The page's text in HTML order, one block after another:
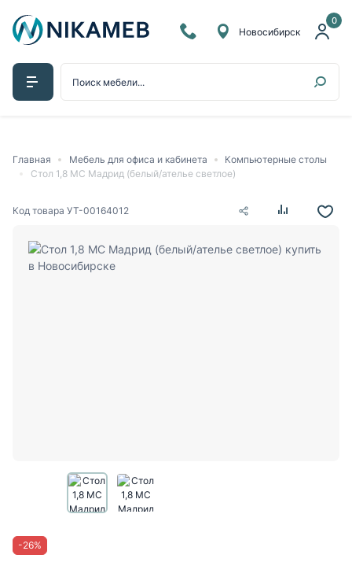
0
Новосибирск
Главная Мебель для офиса и кабинета
Компьютерные столы
Стол 1,8 МС Мадрид (белый/ателье светлое)
Код товара УТ-00164012
-26%